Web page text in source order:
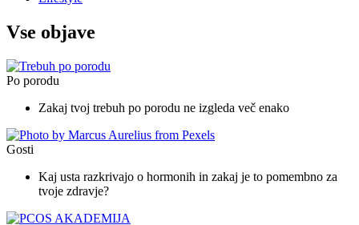
Vse objave
Po porodu
Zakaj tvoj trebuh po porodu ne izgleda več enako
Gosti
Kaj usta razkrivajo o hormonih in zakaj je to pomembno za
tvoje zdravje?